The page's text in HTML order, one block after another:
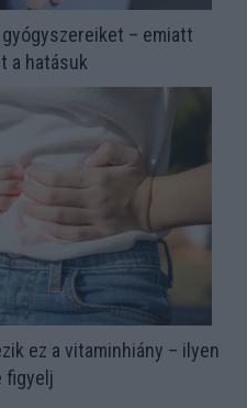
– emiatt
a hatásuk
ez a vitaminhiány – ilyen
figyelj